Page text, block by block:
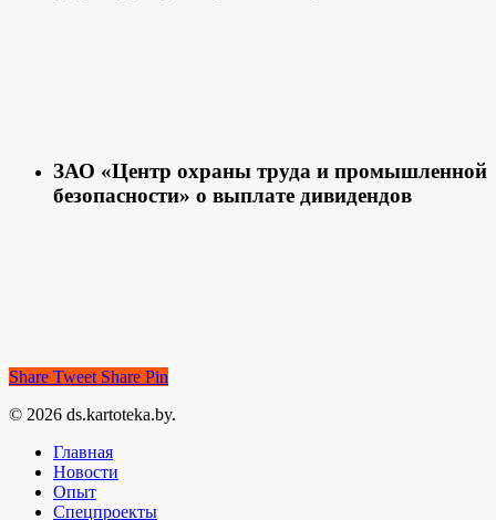
ЗАО «Центр охраны труда и промышленной
безопасности» о выплате дивидендов
Share Tweet Share Pin
© 2026 ds.kartoteka.by.
Главная
Новости
Опыт
Спецпроекты